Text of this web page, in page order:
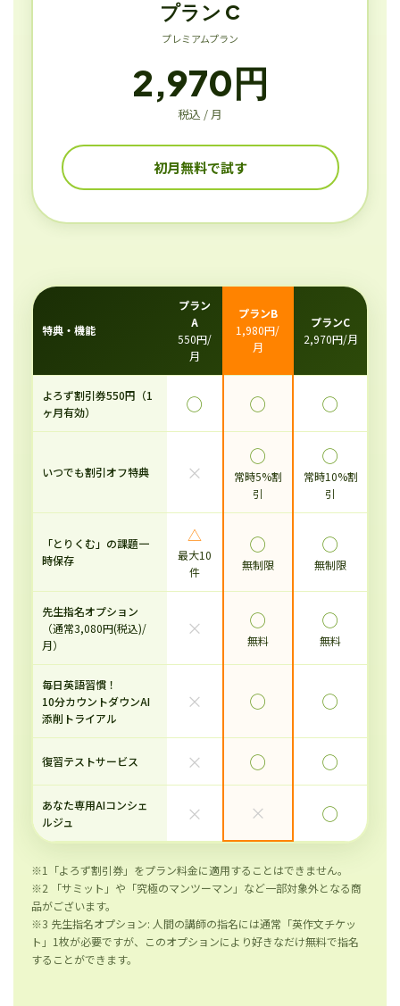
プラン C
プレミアムプラン
2,970円
税込 / 月
初月無料で試す
特典・機能
プラン
A
550円/
月
プランB
1,980円/
月
プランC
2,970円/月
よろず割引券550円（1
ヶ月有効）
◯ ◯ ◯
いつでも割引オフ特典 ×
◯
常時5%割
引
◯
常時10%割
引
「とりくむ」の課題一
時保存
△
最大10
件
◯
無制限
◯
無制限
先生指名オプション
（通常3,080円(税込)/
月）
× ◯
無料
◯
無料
毎日英語習慣！
10分カウントダウンAI
添削トライアル
× ◯ ◯
復習テストサービス × ◯ ◯
あなた専用AIコンシェ
ルジュ
× × ◯
※1「よろず割引券」をプラン料金に適用することはできません。
※2 「サミット」や「究極のマンツーマン」など一部対象外となる商
品がございます。
※3 先生指名オプション: 人間の講師の指名には通常「英作文チケッ
ト」1枚が必要ですが、このオプションにより好きなだけ無料で指名
することができます。